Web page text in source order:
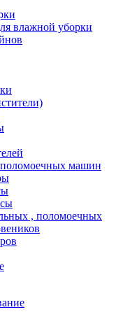
влажной уборки
машин
, поломоечных